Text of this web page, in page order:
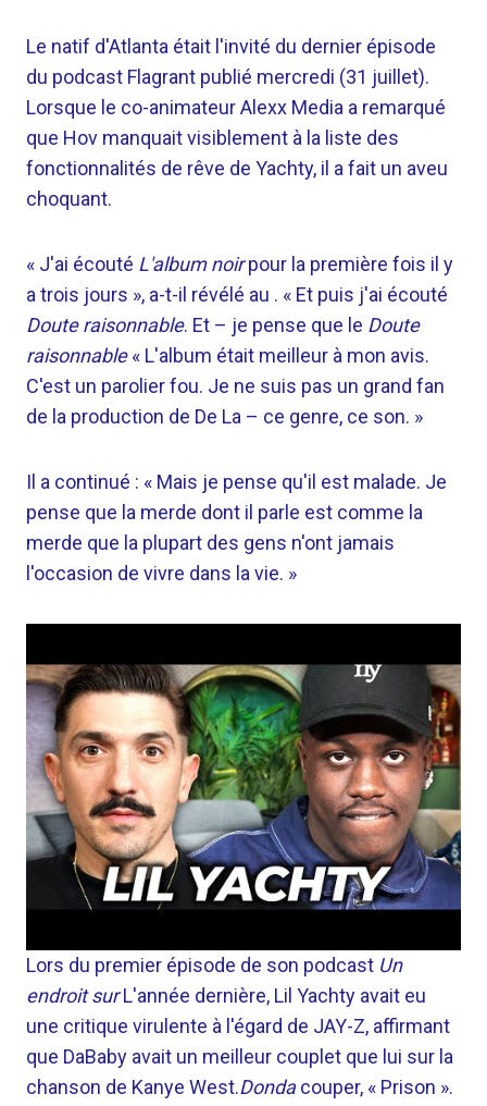
Le natif d'Atlanta était l'invité du dernier épisode
du podcast Flagrant publié mercredi (31 juillet).
Lorsque le co-animateur Alexx Media a remarqué
que Hov manquait visiblement à la liste des
fonctionnalités de rêve de Yachty, il a fait un aveu
choquant.
« J'ai écouté L'album noirpour la première fois il y
a trois jours », a-t-il révélé au . « Et puis j'ai écouté
Doute raisonnable. Et – je pense que le Doute
raisonnable« L'album était meilleur à mon avis.
C'est un parolier fou. Je ne suis pas un grand fan
de la production de De La – ce genre, ce son. »
Il a continué : « Mais je pense qu'il est malade. Je
pense que la merde dont il parle est comme la
merde que la plupart des gens n'ont jamais
l'occasion de vivre dans la vie. »
Lors du premier épisode de son podcast Un
endroit surL'année dernière, Lil Yachty avait eu
une critique virulente à l'égard de JAY-Z, affirmant
que DaBaby avait un meilleur couplet que lui sur la
chanson de Kanye West.Dondacouper, « Prison ».